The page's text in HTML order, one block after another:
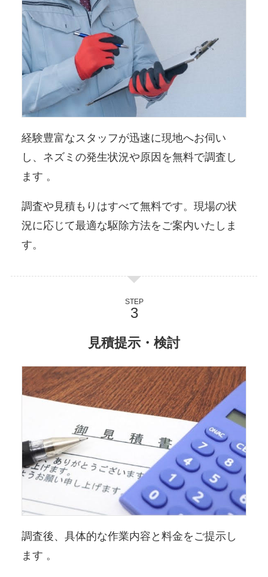
経験豊富なスタッフが迅速に現地へお伺い
し、ネズミの発生状況や原因を無料で調査し
ます 。
調査や見積もりはすべて無料です。現場の状
況に応じて最適な駆除方法をご案内いたしま
す。
STEP
見積提示・検討
調査後、具体的な作業内容と料金をご提示し
ます 。